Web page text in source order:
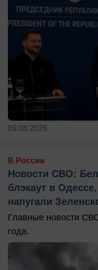
09.08.2026
В России
Новости СВО:
блэкаут в
напугали
Главные новости
года.